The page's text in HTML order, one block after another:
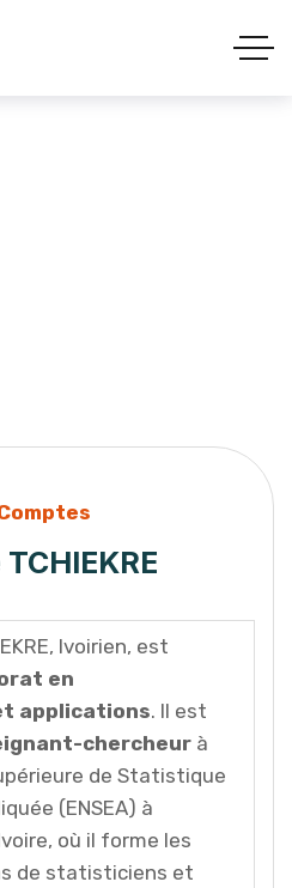
Ivoirien, est
en
applications. Il est
chercheur à
de Statistique
(ENSEA) à
où il forme les
de statisticiens et